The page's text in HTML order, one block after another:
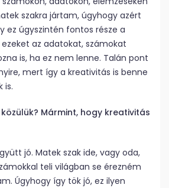
szakra jártam, úgyhogy azért
ez úgyszintén fontos része a
az adatokat, számokat
is, ha ez nem lenne. Talán pont
mert így a kreativitás is benne
is.
Mármint, hogy kreativitás
jó. Matek szak ide, vagy oda,
teli világban se érezném
Úgyhogy így tök jó, ez ilyen